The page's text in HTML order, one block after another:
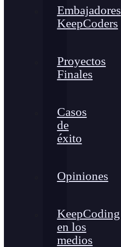
Embajadores
KeepCoders
Proyectos
Finales
Casos
de
éxito
Opiniones
KeepCoding
en los
medios